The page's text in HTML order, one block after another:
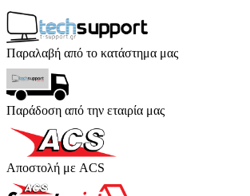
Παραλαβή από το κατάστημα μας
Παράδοση από την εταιρία μας
Αποστολή με ACS